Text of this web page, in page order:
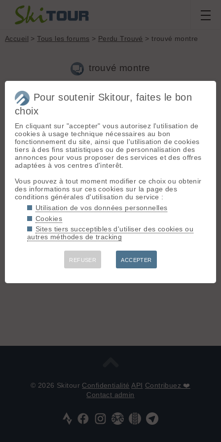
Accueil >Tous les forums > Perdu Trouvé > trouvé montre
trouvé montre
Nouveau sujet Voir tous les sujets Chercher Archives
Saga
trouvé montre le 5/01/2020 dans une course faite à partir du
col du lautaret ; si vous êtes concerné merci de me dire dans
quelle course vous l'avez perdue , sa marque et son type
Connectez-vous pour poster
© 2026 Skitour Confidentialité API Contribuez ❤️
Contact admin
Pour soutenir Skitour, faites le bon
choix
En cliquant sur "accepter" vous autorisez l'utilisation de
cookies à usage technique nécessaires au bon
fonctionnement du site, ainsi que l'utilisation de cookies
tiers à des fins statistiques ou de personnalisation des
annonces pour vous proposer des services et des offres
adaptées à vos centres d'interêt.
Vous pouvez à tout moment modifier ce choix ou obtenir
des informations sur ces cookies sur la page des
conditions générales d'utilisation du service :
Utilisation de vos données personnelles
Cookies
Sites tiers succeptibles d'utiliser des cookies ou
autres méthodes de tracking
REFUSER ACCEPTER